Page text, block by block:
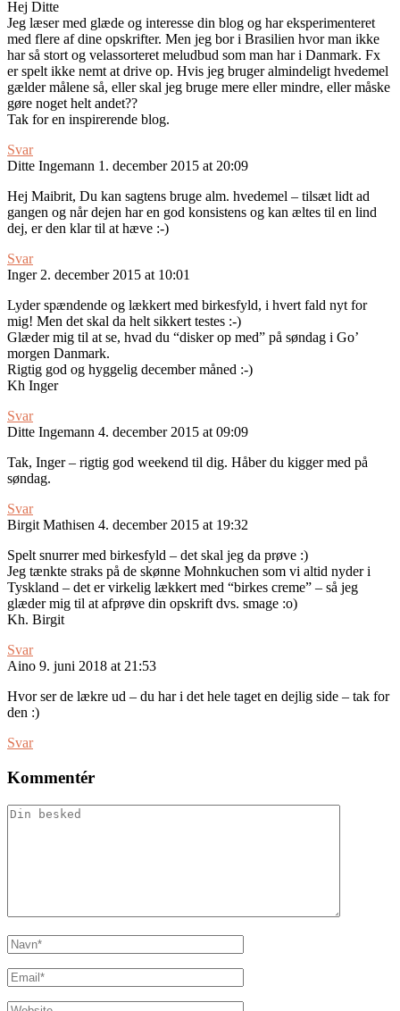
Hej Ditte
Jeg læser med glæde og interesse din blog og har eksperimenteret
med flere af dine opskrifter. Men jeg bor i Brasilien hvor man ikke
har så stort og velassorteret meludbud som man har i Danmark. Fx
er spelt ikke nemt at drive op. Hvis jeg bruger almindeligt hvedemel
gælder målene så, eller skal jeg bruge mere eller mindre, eller måske
gøre noget helt andet??
Tak for en inspirerende blog.
Svar
Ditte Ingemann 1. december 2015 at 20:09
Hej Maibrit, Du kan sagtens bruge alm. hvedemel – tilsæt lidt ad
gangen og når dejen har en god konsistens og kan æltes til en lind
dej, er den klar til at hæve :-)
Svar
Inger 2. december 2015 at 10:01
Lyder spændende og lækkert med birkesfyld, i hvert fald nyt for
mig! Men det skal da helt sikkert testes :-)
Glæder mig til at se, hvad du “disker op med” på søndag i Go’
morgen Danmark.
Rigtig god og hyggelig december måned :-)
Kh Inger
Svar
Ditte Ingemann 4. december 2015 at 09:09
Tak, Inger – rigtig god weekend til dig. Håber du kigger med på
søndag.
Svar
Birgit Mathisen 4. december 2015 at 19:32
Spelt snurrer med birkesfyld – det skal jeg da prøve :)
Jeg tænkte straks på de skønne Mohnkuchen som vi altid nyder i
Tyskland – det er virkelig lækkert med “birkes creme” – så jeg
glæder mig til at afprøve din opskrift dvs. smage :o)
Kh. Birgit
Svar
Aino 9. juni 2018 at 21:53
Hvor ser de lækre ud – du har i det hele taget en dejlig side – tak for
den :)
Svar
Kommentér